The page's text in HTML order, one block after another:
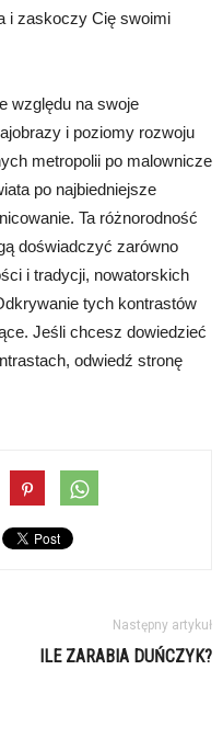
i zaskoczy Cię swoimi
względu na swoje
i poziomy rozwoju
metropolii po malownicze
po najbiedniejsze
Ta różnorodność
doświadczyć zarówno
i tradycji, nowatorskich
tych kontrastów
Jeśli chcesz dowiedzieć
odwiedź stronę
Następny artykuł
ILE ZARABIA DUŃCZYK?